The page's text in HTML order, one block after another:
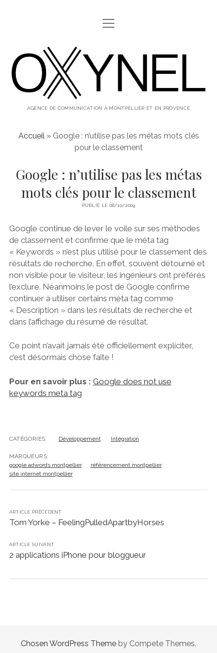
ABOUT
twitterinstagram
linkedin
ouvrir
menu
oxynel,
le
blog
AGENCE DE COMMUNICATION À MONTPELLIER ET EN PROVENCE
Accueil» Google : n’utilise pas les métas mots clés
pour le classement
Google : n’utilise pas les métas
mots clés pour le classement
PUBLIÉ LE 08/10/2009
Google continue de lever le voile sur ses méthodes
de classement et confirme que le méta tag
« Keywords » n’est plus utilisé pour le classement des
résultats de recherche. En effet, souvent détourné et
non visible pour le visiteur, les ingénieurs ont préférés
l’exclure. Néanmoins le post de Google confirme
continuer à utiliser certains méta tag comme
« Description » dans les résultats de recherche et
dans l’affichage du résumé de résultat.
Ce point n’avait jamais été officiellement expliciter,
c’est désormais chose faite !
Pour en savoir plus : Google does not use
keywords meta tag
CATÉGORIES: Développement Intégration
MARQUEURS:
google adwords montpellier
référencement montpellier
site internet montpellier
ARTICLE PRÉCÉDENT
Tom Yorke – FeelingPulledApartbyHorses
ARTICLE SUIVANT
2 applications iPhone pour bloggueur
Chosen WordPress Theme by Compete Themes.